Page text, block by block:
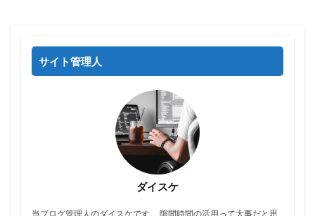
サイト管理人
ダイスケ
当ブログ管理人のダイスケです。 隙間時間の活用って大事だと思